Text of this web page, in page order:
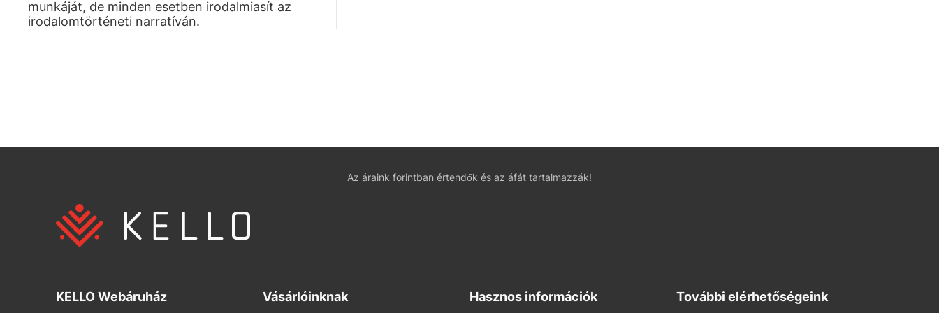
munkáját, de minden esetben irodalmiasít az
irodalomtörténeti narratíván.
Az áraink forintban értendők és az áfát tartalmazzák!
KELLO Webáruház Vásárlóinknak Hasznos információk További elérhetőségeink